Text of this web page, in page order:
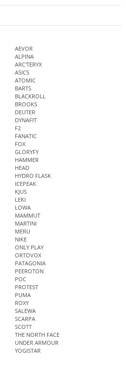
AEVOR
ALPINA
ARC'TERYX
ASICS
ATOMIC
BARTS
BLACKROLL
BROOKS
DEUTER
DYNAFIT
F2
FANATIC
FOX
GLORYFY
HAMMER
HEAD
HYDRO FLASK
ICEPEAK
KJUS
LEKI
LOWA
MAMMUT
MARTINI
MERU
NIKE
ONLY PLAY
ORTOVOX
PATAGONIA
PEEROTON
POC
PROTEST
PUMA
ROXY
SALEWA
SCARPA
SCOTT
THE NORTH FACE
UNDER ARMOUR
YOGISTAR